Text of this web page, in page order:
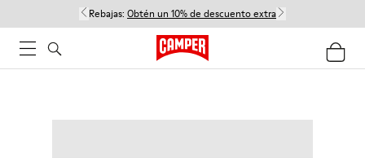
Rebajas: Obtén un 10% de descuento extra